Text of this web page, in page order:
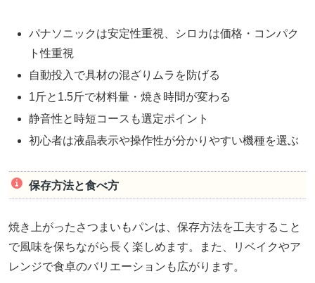
パナソニックは安定性重視、シロカは価格・コンパク
ト性重視
自動投入で具材の混ざりムラを防げる
1斤と1.5斤で材料量・焼き時間が変わる
静音性と時短コースも選定ポイント
初心者は液晶表示や操作性が分かりやすい機種を選ぶ
保存方法と食べ方
焼き上がったさつまいもパンは、保存方法を工夫すること
で風味を保ちながら長く楽しめます。また、リベイクやア
レンジで食卓のバリエーションも広がります。